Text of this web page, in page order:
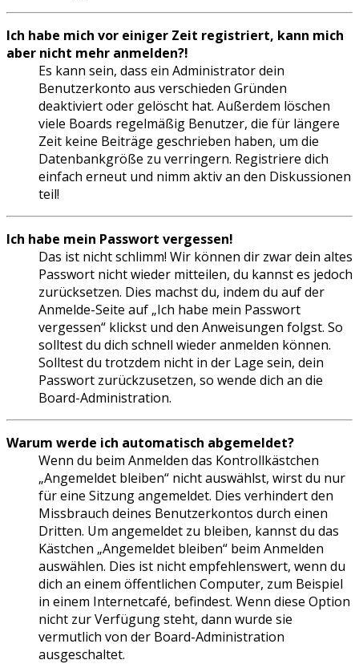
Ich habe mich vor einiger Zeit registriert, kann mich
aber nicht mehr anmelden?!
Es kann sein, dass ein Administrator dein
Benutzerkonto aus verschieden Gründen
deaktiviert oder gelöscht hat. Außerdem löschen
viele Boards regelmäßig Benutzer, die für längere
Zeit keine Beiträge geschrieben haben, um die
Datenbankgröße zu verringern. Registriere dich
einfach erneut und nimm aktiv an den Diskussionen
teil!
Ich habe mein Passwort vergessen!
Das ist nicht schlimm! Wir können dir zwar dein altes
Passwort nicht wieder mitteilen, du kannst es jedoch
zurücksetzen. Dies machst du, indem du auf der
Anmelde-Seite auf „Ich habe mein Passwort
vergessen“ klickst und den Anweisungen folgst. So
solltest du dich schnell wieder anmelden können.
Solltest du trotzdem nicht in der Lage sein, dein
Passwort zurückzusetzen, so wende dich an die
Board-Administration.
Warum werde ich automatisch abgemeldet?
Wenn du beim Anmelden das Kontrollkästchen
„Angemeldet bleiben“ nicht auswählst, wirst du nur
für eine Sitzung angemeldet. Dies verhindert den
Missbrauch deines Benutzerkontos durch einen
Dritten. Um angemeldet zu bleiben, kannst du das
Kästchen „Angemeldet bleiben“ beim Anmelden
auswählen. Dies ist nicht empfehlenswert, wenn du
dich an einem öffentlichen Computer, zum Beispiel
in einem Internetcafé, befindest. Wenn diese Option
nicht zur Verfügung steht, dann wurde sie
vermutlich von der Board-Administration
ausgeschaltet.